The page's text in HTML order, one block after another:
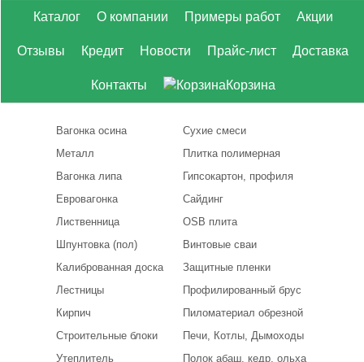
Каталог О компании Примеры работ Акции
Отзывы Кредит Новости Прайс-лист Доставка
Контакты Корзина
Вагонка осина
Металл
Вагонка липа
Евровагонка
Лиственница
Шпунтовка (пол)
Калиброванная доска
Лестницы
Кирпич
Строительные блоки
Утеплитель
Сухие смеси
Плитка полимерная
Гипсокартон, профиля
Сайдинг
OSB плита
Винтовые сваи
Защитные пленки
Профилированный брус
Пиломатериал обрезной
Печи, Котлы, Дымоходы
Полок абаш, кедр, ольха